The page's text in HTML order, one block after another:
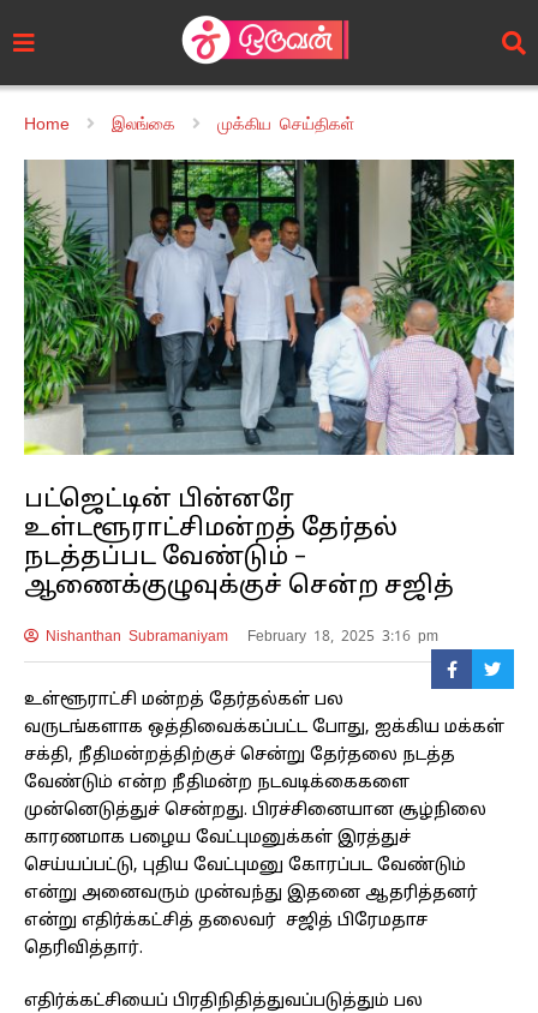
Home இலங்கை முக்கிய செய்திகள்
பட்ஜெட்டின் பின்னரே
உள்டளூராட்சிமன்றத் தேர்தல்
நடத்தப்பட வேண்டும் –
ஆணைக்குழுவுக்குச் சென்ற சஜித்
Nishanthan Subramaniyam February 18, 2025 3:16 pm
உள்ளூராட்சி மன்றத் தேர்தல்கள் பல
வருடங்களாக ஒத்திவைக்கப்பட்ட போது, ​ஐக்கிய மக்கள்
சக்தி, நீதிமன்றத்திற்குச் சென்று தேர்தலை நடத்த
வேண்டும் என்ற நீதிமன்ற நடவடிக்கைகளை
முன்னெடுத்துச் சென்றது. பிரச்சினையான சூழ்நிலை
காரணமாக பழைய வேட்புமனுக்கள் இரத்துச்
செய்யப்பட்டு, புதிய வேட்புமனு கோரப்பட வேண்டும்
என்று அனைவரும் முன்வந்து இதனை ஆதரித்தனர்
என்று எதிர்க்கட்சித் தலைவர் சஜித் பிரேமதாச
தெரிவித்தார்.
எதிர்க்கட்சியைப் பிரதிநிதித்துவப்படுத்தும் பல